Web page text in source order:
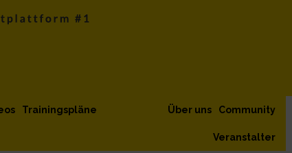
Trainingspläne Community
Über uns
Veranstalter